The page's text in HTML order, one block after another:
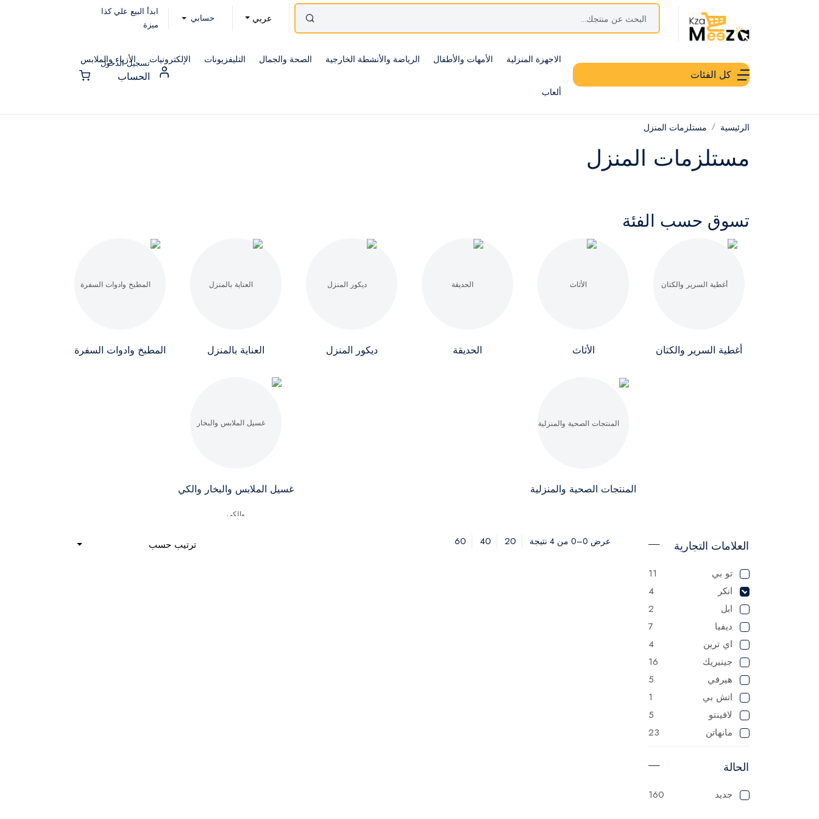
عربي حسابي
ابدأ البيع علي كذا
ميزة
كل الفئات
الاجهزة المنزلية الأمهات والأطفال الرياضة والأنشطة الخارجية الصحة والجمال التليفزيونات الإلكترونيات الأزياء والملابس
ألعاب
تسجيل الدخول
الحساب
الرئيسية مستلزمات المنزل
مستلزمات المنزل
تسوق حسب الفئة
أغطية السرير والكتان الأثاث الحديقة ديكور المنزل العناية بالمنزل المطبخ وادوات السفرة
المنتجات الصحية والمنزلية غسيل الملابس والبخار والكي
العلامات التجارية
تو بي
11
انكر
4
ابل
2
ديفيا
7
اي ترين
4
جينيريك
16
هيرفي
5
اتش بي
1
لافينتو
5
مانهاتن
23
ميانتا
1
سوناي
الحالة
جديد 160
عرض 0–0 من 4 نتيجة 20
40
60 ترتيب حسب